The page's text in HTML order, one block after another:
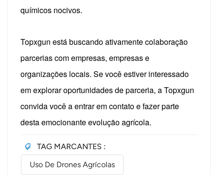
químicos nocivos.
Topxgun está buscando ativamente colaboração
parcerias com empresas, empresas e
organizações locais. Se você estiver interessado
em explorar oportunidades de parceria, a Topxgun
convida você a entrar em contato e fazer parte
desta emocionante evolução agrícola.
TAG MARCANTES :
Uso De Drones Agrícolas